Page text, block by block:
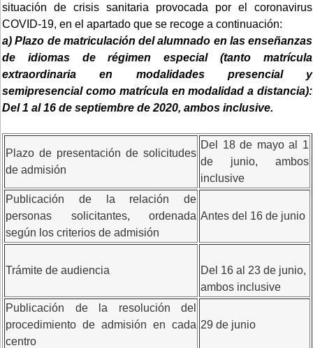
situación de crisis sanitaria provocada por el coronavirus
COVID-19, en el apartado que se recoge a continuación:
a) Plazo de matriculación del alumnado en las enseñanzas
de idiomas de régimen especial (tanto matrícula
extraordinaria en modalidades presencial y
semipresencial como matrícula en modalidad a distancia):
Del 1 al 16 de septiembre de 2020, ambos inclusive.
Plazo de presentación de solicitudes
de admisión
Del 18 de mayo al 1
de junio, ambos
inclusive
Publicación de la relación de
personas solicitantes, ordenada
según los criterios de admisión
Antes del 16 de junio
Trámite de audiencia
Del 16 al 23 de junio,
ambos inclusive
Publicación de la resolución del
procedimiento de admisión en cada
centro
29 de junio